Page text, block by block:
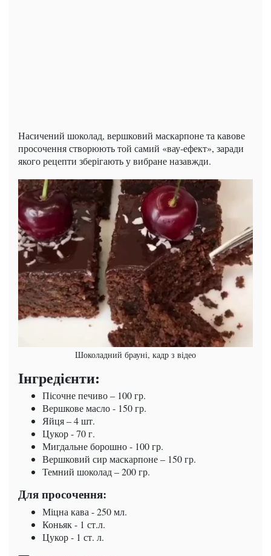
Насичений шоколад, вершковий маскарпоне та кавове
просочення створюють той самий «вау-ефект», заради
якого рецепти зберігають у вибране назавжди.
Шоколадний брауні, кадр з відео
Інгредієнти:
Пісочне печиво – 100 гр.
Вершкове масло - 150 гр.
Яйця – 4 шт.
Цукор - 70 г.
Мигдальне борошно - 100 гр.
Вершковий сир маскарпоне – 150 гр.
Темний шоколад – 200 гр.
Для просочення:
Міцна кава - 250 мл.
Коньяк - 1 ст.л.
Цукор - 1 ст. л.